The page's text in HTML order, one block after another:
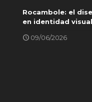
Rocambole: el
en identidad visual
09/06/2026